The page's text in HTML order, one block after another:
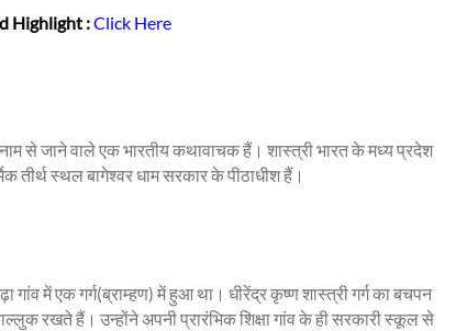
Highlight :Click Here
से जाने वाले एक भारतीय कथावाचक हैं। शास्त्री भारत के मध्य प्रदेश
तीर्थ स्थल बागेश्वर धाम सरकार के पीठाधीश हैं।
में एक गर्ग(ब्राम्हण) में हुआ था। धीरेंद्र कृष्ण शास्त्री गर्ग का बचपन
रखते हैं। उन्होंने अपनी प्रारंभिक शिक्षा गांव के ही सरकारी स्कूल से